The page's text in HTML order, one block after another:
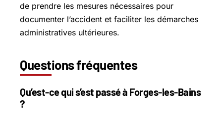
de prendre les mesures nécessaires pour
documenter l’accident et faciliter les démarches
administratives ultérieures.
Questions fréquentes
Qu’est-ce qui s’est passé à Forges-les-Bains
?